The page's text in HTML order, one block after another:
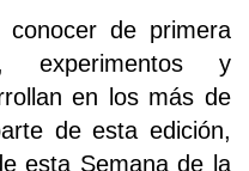
de primera
experimentos y
en los más de
de esta edición,
esta Semana de la